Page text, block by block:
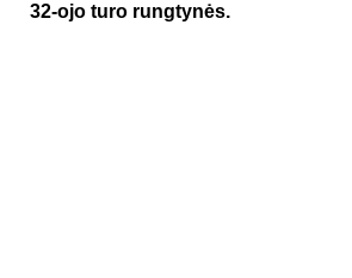
32-ojo turo rungtynės.